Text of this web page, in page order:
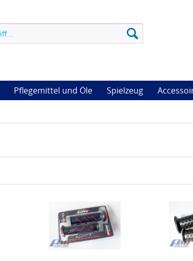
Pflegemittel und Öle Spielzeug